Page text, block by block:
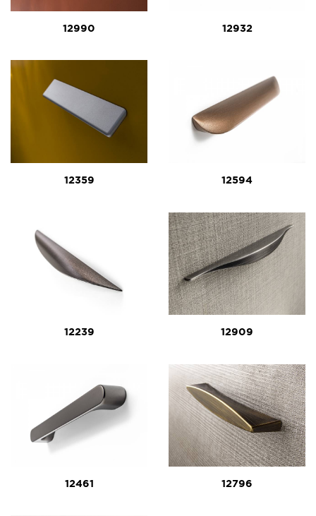
12990 12932
12359 12594
12239 12909
12461 12796